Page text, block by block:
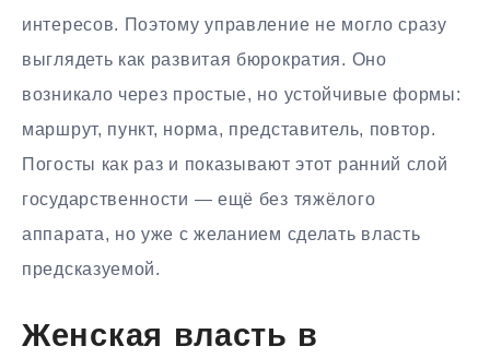
интересов. Поэтому управление не могло сразу
выглядеть как развитая бюрократия. Оно
возникало через простые, но устойчивые формы:
маршрут, пункт, норма, представитель, повтор.
Погосты как раз и показывают этот ранний слой
государственности — ещё без тяжёлого
аппарата, но уже с желанием сделать власть
предсказуемой.
Женская власть в